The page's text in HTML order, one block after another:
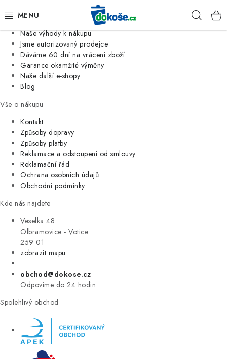
Jsme tradiční česká firma
Naše výhody k nákupu
Jsme autorizovaný prodejce
Dáváme 60 dní na vrácení zboží
Garance okamžité výměny
Naše další e-shopy
Blog
Vše o nákupu
Kontakt
Způsoby dopravy
Způsoby platby
Reklamace a odstoupení od smlouvy
Reklamační řád
Ochrana osobních údajů
Obchodní podmínky
Kde nás najdete
Veselka 48
Olbramovice - Votice
259 01
zobrazit mapu
obchod@dokose.cz
Odpovíme do 24 hodin
Spolehlivý obchod
KOŠE
SÁČKY
KUCHYNĚ
ORGANIZACE
DOMÁCNOST
ÚKLID
VÝPRODEJ
ZNAČKY
Úvod Kontakt Blog
Moje objednávka